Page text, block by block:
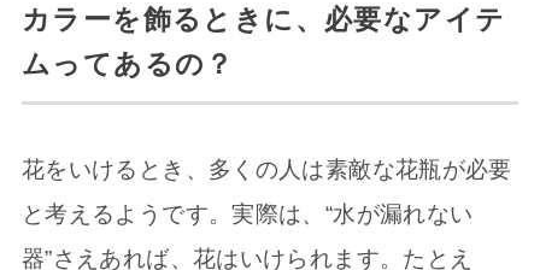
カラーを飾るときに、必要なアイテ
ムってあるの？
花をいけるとき、多くの人は素敵な花瓶が必要
と考えるようです。実際は、“水が漏れない
器”さえあれば、花はいけられます。たとえ